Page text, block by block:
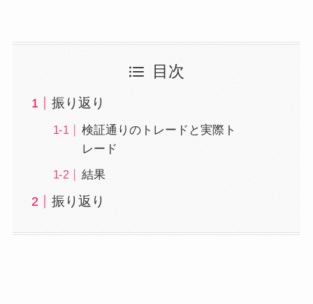
目次
振り返り
検証通りのトレードと実際ト
レード
結果
振り返り